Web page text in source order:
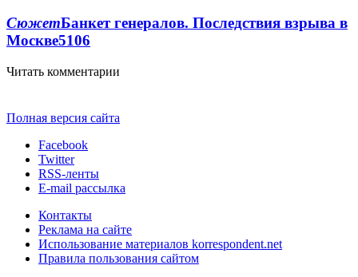
СюжетБанкет генералов. Последствия взрыва в
Москве5106
Читать комментарии
Полная версия сайта
Facebook
Twitter
RSS-ленты
E-mail рассылка
Контакты
Реклама на сайте
Использование материалов korrespondent.net
Правила пользования сайтом